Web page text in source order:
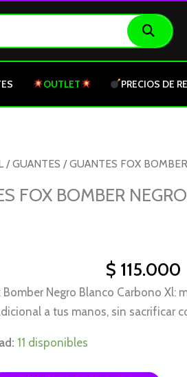
OUTLET PRECIOS DE
/GUANTES / GUANTES FOX
FOX BOMBER
$ 115.000
Bomber Negro Blanco Carbono Xl:
a tus manos, sin sacrificar
11 disponibles